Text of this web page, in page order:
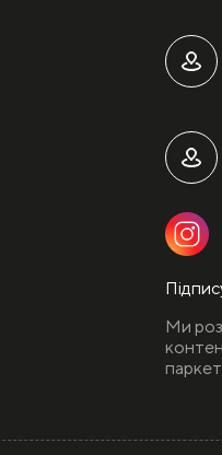
Ми